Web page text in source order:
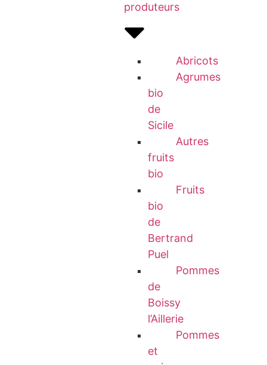
produteurs
Abricots
Agrumes
bio
de
Sicile
Autres
fruits
bio
Fruits
bio
de
Bertrand
Puel
Pommes
de
Boissy
l’Aillerie
Pommes
et